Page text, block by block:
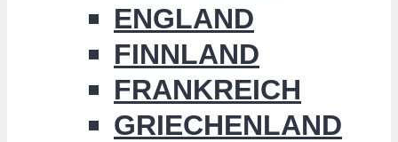
ENGLAND
FINNLAND
FRANKREICH
GRIECHENLAND